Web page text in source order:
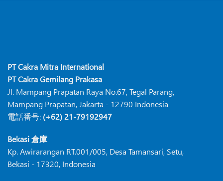
PT Cakra Mitra International
PT Cakra Gemilang Prakasa
Jl. Mampang Prapatan Raya No.67, Tegal Parang,
Mampang Prapatan, Jakarta - 12790 Indonesia
電話番号: (+62) 21-79192947
Bekasi 倉庫
Kp. Awirarangan RT.001/005, Desa Tamansari, Setu,
Bekasi - 17320, Indonesia